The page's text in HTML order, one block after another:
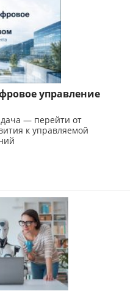
управление
— перейти от
к управляемой